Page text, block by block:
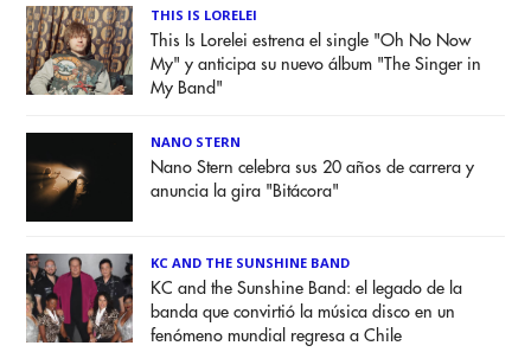
THIS IS LORELEI
This Is Lorelei estrena el single "Oh No Now
My" y anticipa su nuevo álbum "The Singer in
My Band"
NANO STERN
Nano Stern celebra sus 20 años de carrera y
anuncia la gira "Bitácora"
KC AND THE SUNSHINE BAND
KC and the Sunshine Band: el legado de la
banda que convirtió la música disco en un
fenómeno mundial regresa a Chile